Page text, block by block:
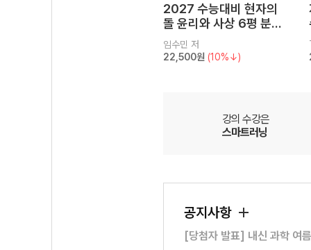
2027 수능대비 현자의
돌 윤리와 사상 6평 분
석서&EBS 수능완성 연
계 N제
임수민 저
22,500원 (10%↓)
강의 수강은
스마트러닝
공지사항
[당첨자 발표] 내신 과학 여